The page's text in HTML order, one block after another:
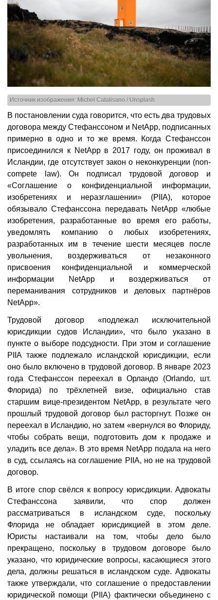
Источник изображения: Michel Catalisano / Unsplash
В постановлении суда говорится, что есть два трудовых
договора между Стефанссоном и NetApp, подписанных
примерно в одно и то же время. Когда Стефанссон
присоединился к NetApp в 2017 году, он проживал в
Исландии, где отсутствует закон о неконкуренции (non-
compete law). Он подписал трудовой договор и
«Соглашение о конфиденциальной информации,
изобретениях и неразглашении» (PIIA), которое
обязывало Стефанссона передавать NetApp «любые
изобретения, разработанные во время его работы,
уведомлять компанию о любых изобретениях,
разработанных им в течение шести месяцев после
увольнения, воздерживаться от незаконного
присвоения конфиденциальной и коммерческой
информации NetApp и воздерживаться от
переманивания сотрудников и деловых партнёров
NetApp».
Трудовой договор «подлежал исключительной
юрисдикции судов Исландии», что было указано в
пункте о выборе подсудности. При этом и соглашение
PIIA также подлежало исландской юрисдикции, если
оно было включено в трудовой договор. В январе 2023
года Стефанссон переехал в Орландо (Orlando, шт.
Флорида) по трёхлетней визе, официально став
старшим вице-президентом NetApp, в результате чего
прошлый трудовой договор был расторгнут. Позже он
переехал в Исландию, но затем «вернулся во Флориду,
чтобы собрать вещи, подготовить дом к продаже и
уладить все дела». В это время NetApp подала на него
в суд, ссылаясь на соглашение PIIA, но не на трудовой
договор.
В итоге спор свёлся к вопросу юрисдикции. Адвокаты
Стефанссона заявили, что спор должен
рассматриваться в исландском суде, поскольку
Флорида не обладает юрисдикцией в этом деле.
Юристы настаивали на том, чтобы дело было
прекращено, поскольку в трудовом договоре было
указано, что юридические вопросы, касающиеся этого
дела, должны решаться в исландском суде. Адвокаты
также утверждали, что соглашение о предоставлении
юридической помощи (PIIA) фактически объединено с